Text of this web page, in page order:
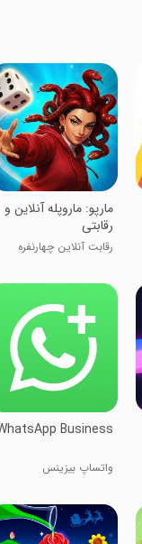
‏‏‏‏‏‏‏‏مارپو: ماروپله آنلاین و
رقابتی
رقابت آنلاین چهارنفره
Business
واتساپ بیزینس